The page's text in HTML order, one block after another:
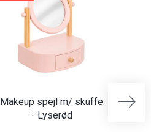
Makeup spejl m/ skuffe
- Lyserød